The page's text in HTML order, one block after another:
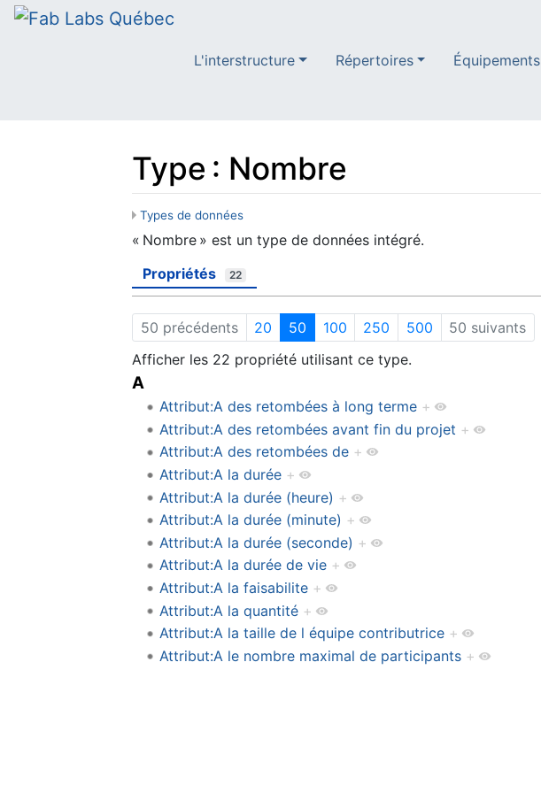
L'interstructure Répertoires Équipements
Type : Nombre
Aller à :navigation
Types de données
« Nombre » est un type de données intégré.
Propriétés
22
50 précédents 20 50 100 250 500
50 suivants
Afficher les 22 propriété utilisant ce type.
A
Attribut:A des retombées à long terme +
Attribut:A des retombées avant fin du projet +
Attribut:A des retombées de +
Attribut:A la durée +
Attribut:A la durée (heure) +
Attribut:A la durée (minute) +
Attribut:A la durée (seconde) +
Attribut:A la durée de vie +
Attribut:A la faisabilite +
Attribut:A la quantité +
Attribut:A la taille de l équipe contributrice +
Attribut:A le nombre maximal de participants +